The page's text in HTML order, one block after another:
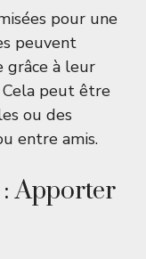
pour une
peuvent
grâce à leur
peut être
ou des
entre amis.
: Apporter